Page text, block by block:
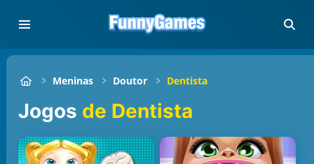
Meninas Doutor Dentista
Jogos de Dentista